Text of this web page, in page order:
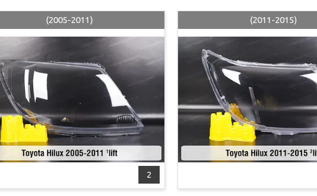
2
(2005-2011) (2011-2015)